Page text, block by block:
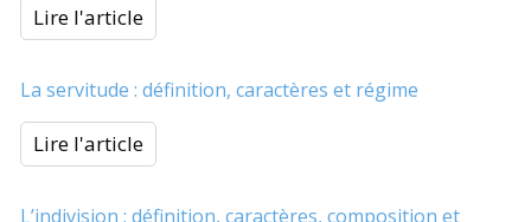
Lire l'article
La servitude : définition, caractères et régime
Lire l'article
L’indivision : définition, caractères, composition et